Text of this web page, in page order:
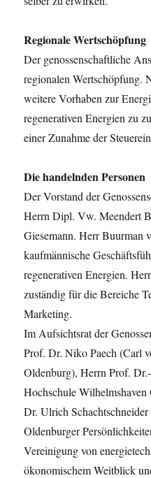
Regionale Wertschöpfung
Der genossenschaftliche
regionalen Wertschöpfung.
weitere Vorhaben zur
regenerativen Energien zu
einer Zunahme der
Die handelnden Personen
Der Vorstand der
Herrn Dipl. Vw. Meendert
Giesemann. Herr Buurman
kaufmännische
regenerativen Energien.
zuständig für die Bereiche
Marketing.
Im Aufsichtsrat der
Prof. Dr. Niko Paech (Carl
Oldenburg), Herrn Prof.
Hochschule
Dr. Ulrich
Oldenburger
Vereinigung von
ökonomischem Weitblick